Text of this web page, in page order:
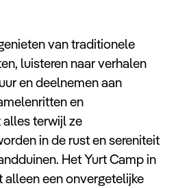
van traditionele
luisteren naar verhalen
en deelnemen aan
en
alles terwijl ze
in de rust en sereniteit
Het Yurt Camp in
een onvergetelijke